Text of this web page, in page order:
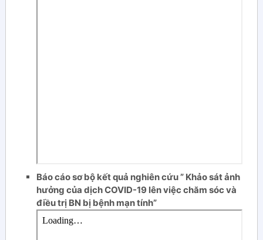
Báo cáo sơ bộ kết quả nghiên cứu ” Khảo sát ảnh
hưởng của dịch COVID-19 lên việc chăm sóc và
điều trị BN bị bệnh mạn tính”